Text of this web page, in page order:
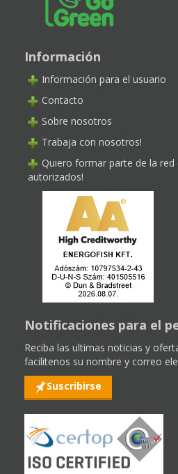
Información
Información para el usuario
Contacto
Sobre nosotros
Trabaja con nosotros!
Quiero formar parte de la
autorizados!
Notificaciones para el
Reciba las ultimas noticias y
facilitenos su nombre y correo
Suscribirse